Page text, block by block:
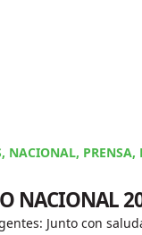
, NACIONAL, PRENSA,
NACIONAL
Junto con